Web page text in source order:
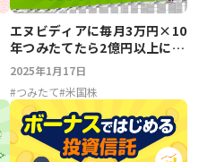
エヌビディアに毎月3万円×10
年つみたてたら2億円以上にな
ってた【米国株つみたてのは
じめ方】
2025年1月17日
#つみたて#米国株